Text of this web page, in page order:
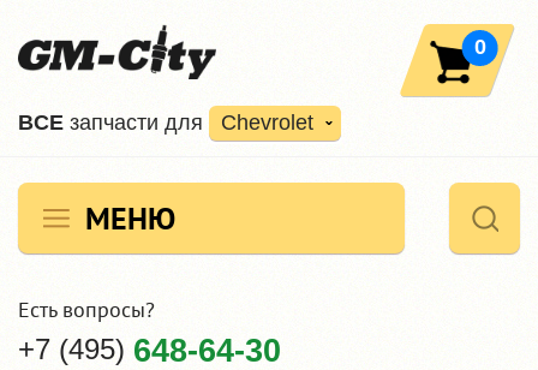
ВCE запчасти для Chevrolet
0
МЕНЮ
Есть вопросы?
+7 (495) 648-64-30